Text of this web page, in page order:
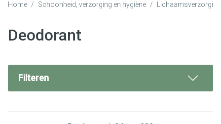
Home / Schoonheid, verzorging en hygiëne / Lichaamsverzorging
Deodorant
Filteren